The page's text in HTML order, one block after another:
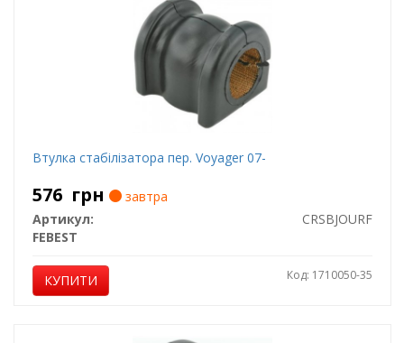
Втулка стабілізатора пер. Voyager 07-
576 грн
завтра
Артикул:
CRSBJOURF
FEBEST
КУПИТИ Код: 1710050-35